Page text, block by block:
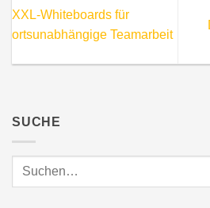
XXL-Whiteboards für
ortsunabhängige Teamarbeit
SUCHE